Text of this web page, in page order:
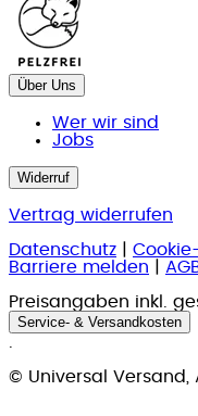
Über Uns
Wer wir sind
Jobs
Widerruf
Vertrag widerrufen
Datenschutz
Barriere melden
Preisangaben inkl.
Service- & Versandkosten
© Universal Versand,